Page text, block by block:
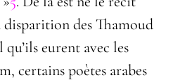
des Thamoud
eurent avec les
certains poètes arabes